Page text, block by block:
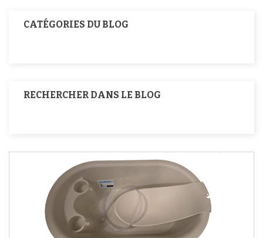
CATÉGORIES DU BLOG
RECHERCHER DANS LE BLOG